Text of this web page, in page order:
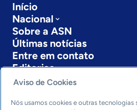
Início
Nacional
Sobre a ASN
Últimas notícias
Entre em contato
Editorias
Economia & Política
Inovação & Tecnologia
Aviso de Cookies
Nós usamos cookies e outras tecnologias